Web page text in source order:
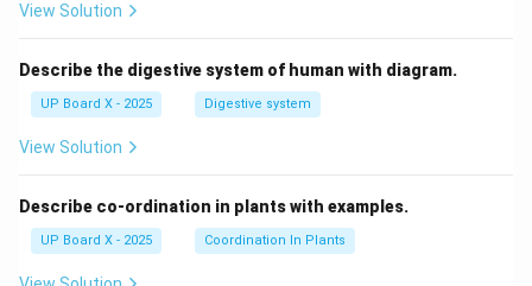
View Solution
Describe the digestive system of human with diagram.
UP Board X - 2025 Digestive system
View Solution
Describe co-ordination in plants with examples.
UP Board X - 2025 Coordination In Plants